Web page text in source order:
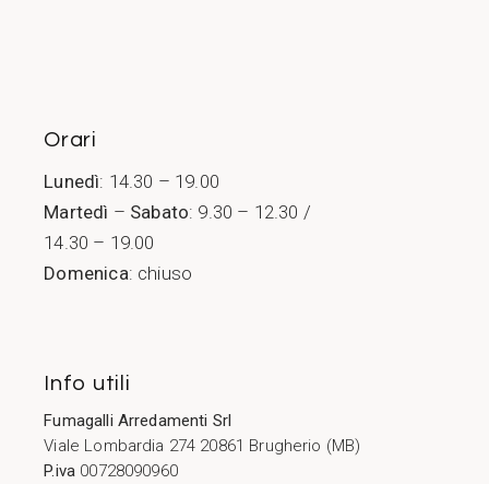
Orari
Lunedì: 14.30 – 19.00
Martedì – Sabato: 9.30 – 12.30 /
14.30 – 19.00
Domenica: chiuso
Info utili
Fumagalli Arredamenti Srl
Viale Lombardia 274 20861 Brugherio (MB)
P.iva 00728090960